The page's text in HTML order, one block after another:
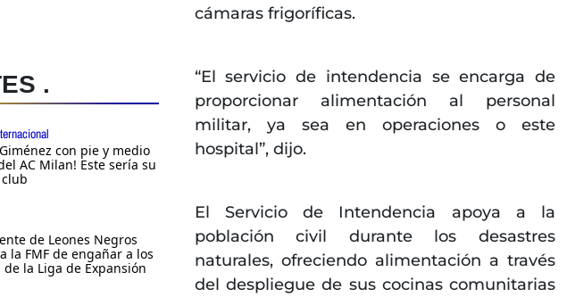
.
con pie y medio
AC Milan! Este sería su
de Leones Negros
la FMF de engañar a los
de la Liga de Expansión
cámaras frigoríficas.
“El servicio de intendencia se encarga de
proporcionar alimentación al personal
militar, ya sea en operaciones o este
hospital”, dijo.
El Servicio de Intendencia apoya a la
población civil durante los desastres
naturales, ofreciendo alimentación a través
del despliegue de sus cocinas comunitarias